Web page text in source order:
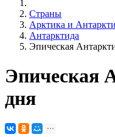
Страны
Арктика и
Антарктида
Эпическая
Эпическая
дня